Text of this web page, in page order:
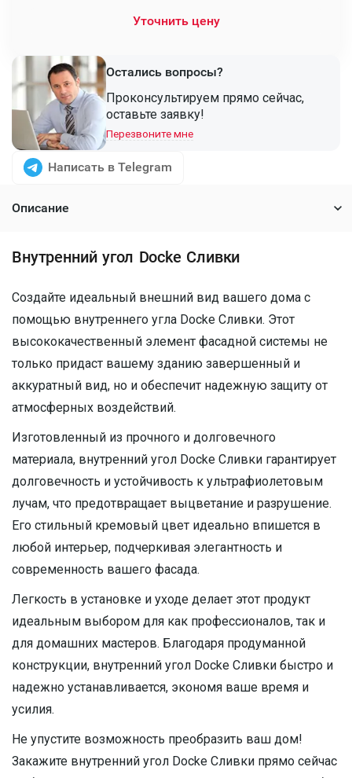
Уточнить цену
Остались вопросы?
Проконсультируем прямо сейчас,
оставьте заявку!
Перезвоните мне
Написать в Telegram
Описание
Внутренний угол Docke Сливки
Создайте идеальный внешний вид вашего дома с
помощью внутреннего угла Docke Сливки. Этот
высококачественный элемент фасадной системы не
только придаст вашему зданию завершенный и
аккуратный вид, но и обеспечит надежную защиту от
атмосферных воздействий.
Изготовленный из прочного и долговечного
материала, внутренний угол Docke Сливки гарантирует
долговечность и устойчивость к ультрафиолетовым
лучам, что предотвращает выцветание и разрушение.
Его стильный кремовый цвет идеально впишется в
любой интерьер, подчеркивая элегантность и
современность вашего фасада.
Легкость в установке и уходе делает этот продукт
идеальным выбором для как профессионалов, так и
для домашних мастеров. Благодаря продуманной
конструкции, внутренний угол Docke Сливки быстро и
надежно устанавливается, экономя ваше время и
усилия.
Не упустите возможность преобразить ваш дом!
Закажите внутренний угол Docke Сливки прямо сейчас